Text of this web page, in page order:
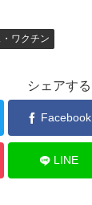
ワクチン
シェアする
Facebook
LINE